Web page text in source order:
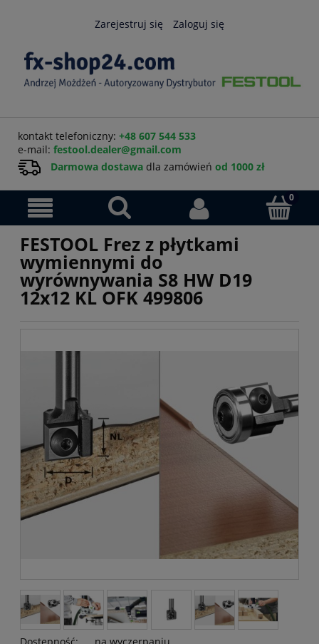
Zarejestruj się Zaloguj się
kontakt telefoniczny: +48 607 544 533
e-mail: festool.dealer@gmail.com
Darmowa dostawa dla zamówień od 1000 zł
FESTOOL Frez z płytkami
wymiennymi do
wyrównywania S8 HW D19
12x12 KL OFK 499806